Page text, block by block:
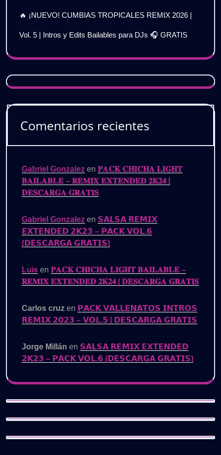
🔥 ¡NUEVO! CUMBIAS TROPICALES REMIX 2026 |
Vol. 5 | Intros y Edits Bailables para DJs 🎧 GRATIS
Comentarios recientes
Gabriel Gonzalez en 𝐏𝐀𝐂𝐊 𝐂𝐇𝐈𝐂𝐇𝐀 𝐋𝐈𝐆𝐇𝐓
𝐁𝐀𝐈𝐋𝐀𝐁𝐋𝐄 – 𝐑𝐄𝐌𝐈𝐗 𝐄𝐗𝐓𝐄𝐍𝐃𝐄𝐃 𝟐𝐊𝟐𝟒 |
𝐃𝐄𝐒𝐂𝐀𝐑𝐆𝐀 𝐆𝐑𝐀𝐓𝐈𝐒
Gabriel Gonzalez en 𝗦𝗔𝗟𝗦𝗔 𝗥𝗘𝗠𝗜𝗫
𝗘𝗫𝗧𝗘𝗡𝗗𝗘𝗗 𝟮𝗞𝟮𝟯 – 𝗣𝗔𝗖𝗞 𝗩𝗢𝗟.𝟲
(𝗗𝗘𝗦𝗖𝗔𝗥𝗚𝗔 𝗚𝗥𝗔𝗧𝗜𝗦)
Luis en 𝐏𝐀𝐂𝐊 𝐂𝐇𝐈𝐂𝐇𝐀 𝐋𝐈𝐆𝐇𝐓 𝐁𝐀𝐈𝐋𝐀𝐁𝐋𝐄 –
𝐑𝐄𝐌𝐈𝐗 𝐄𝐗𝐓𝐄𝐍𝐃𝐄𝐃 𝟐𝐊𝟐𝟒 | 𝐃𝐄𝐒𝐂𝐀𝐑𝐆𝐀 𝐆𝐑𝐀𝐓𝐈𝐒
Carlos cruz en 𝗣𝗔𝗖𝗞 𝗩𝗔𝗟𝗟𝗘𝗡𝗔𝗧𝗢𝗦 𝗜𝗡𝗧𝗥𝗢𝗦
𝗥𝗘𝗠𝗜𝗫 𝟮𝟬𝟮𝟯 – 𝗩𝗢𝗟.𝟱 | 𝗗𝗘𝗦𝗖𝗔𝗥𝗚𝗔 𝗚𝗥𝗔𝗧𝗜𝗦
Jorge Millán en 𝗦𝗔𝗟𝗦𝗔 𝗥𝗘𝗠𝗜𝗫 𝗘𝗫𝗧𝗘𝗡𝗗𝗘𝗗
𝟮𝗞𝟮𝟯 – 𝗣𝗔𝗖𝗞 𝗩𝗢𝗟.𝟲 (𝗗𝗘𝗦𝗖𝗔𝗥𝗚𝗔 𝗚𝗥𝗔𝗧𝗜𝗦)